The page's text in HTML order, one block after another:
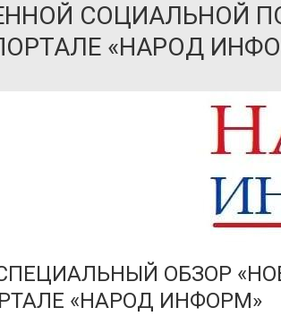
СОЦИАЛЬНОЙ
«НАРОД
ОБЗОР
«НАРОД ИНФОРМ»